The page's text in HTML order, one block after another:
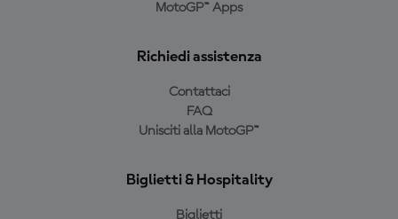
MotoGP™ Apps
Richiedi assistenza
Contattaci
FAQ
Unisciti alla MotoGP™
Biglietti & Hospitality
Biglietti